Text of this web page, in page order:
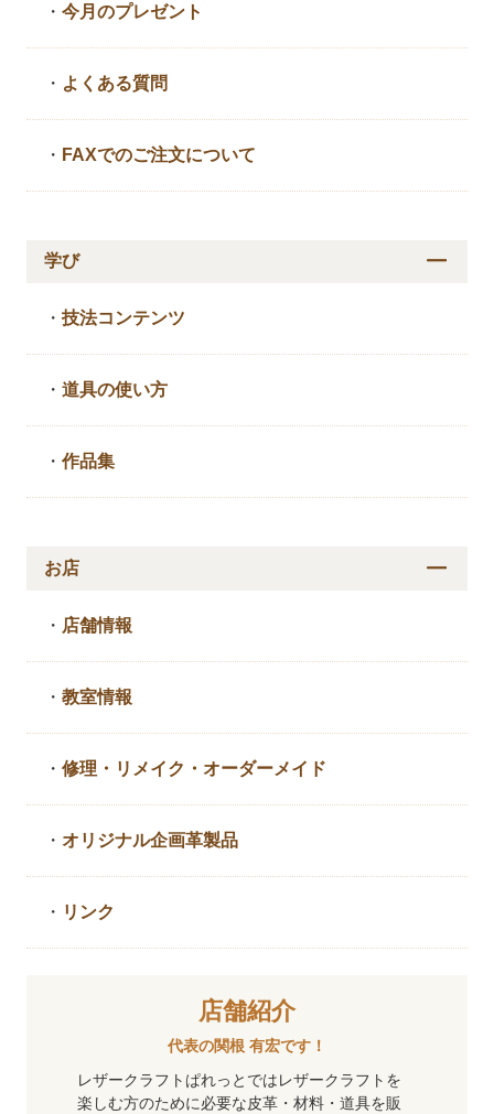
・今月のプレゼント
・ よくある質問
・ FAXでのご注文について
学び
・技法コンテンツ
・道具の使い方
・作品集
お店
・ 店舗情報
・教室情報
・修理・リメイク・ オーダーメイド
・ オリジナル企画革製品
・ リンク
店舗紹介
代表の関根 有宏です！
レザークラフトぱれっとではレザークラフトを
楽しむ方のために必要な皮革・材料・道具を販